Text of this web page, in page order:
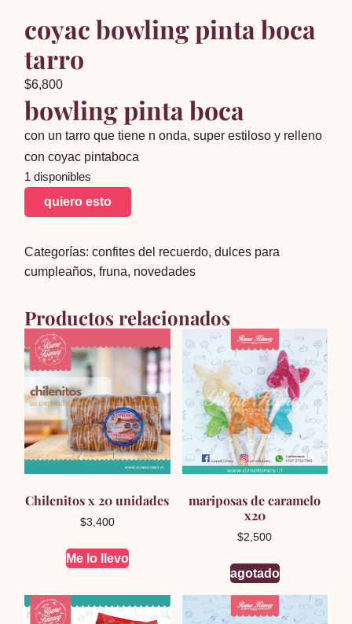
coyac bowling pinta boca
tarro
$6,800
bowling pinta boca
con un tarro que tiene n onda, super estiloso y relleno
con coyac pintaboca
1 disponibles
coyac
bowling
boca
tarro
quiero esto
Categorías:confites del recuerdo,dulces para
cumpleaños,fruna, novedades
Productos relacionados
Chilenitos x 20 unidades
$3,400
Me lo llevo
mariposas de caramelo
x20
$2,500
agotado